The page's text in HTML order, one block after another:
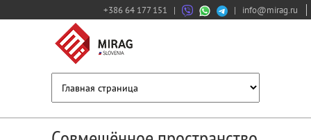
+386 64 177 151 | | info@mirag.ru